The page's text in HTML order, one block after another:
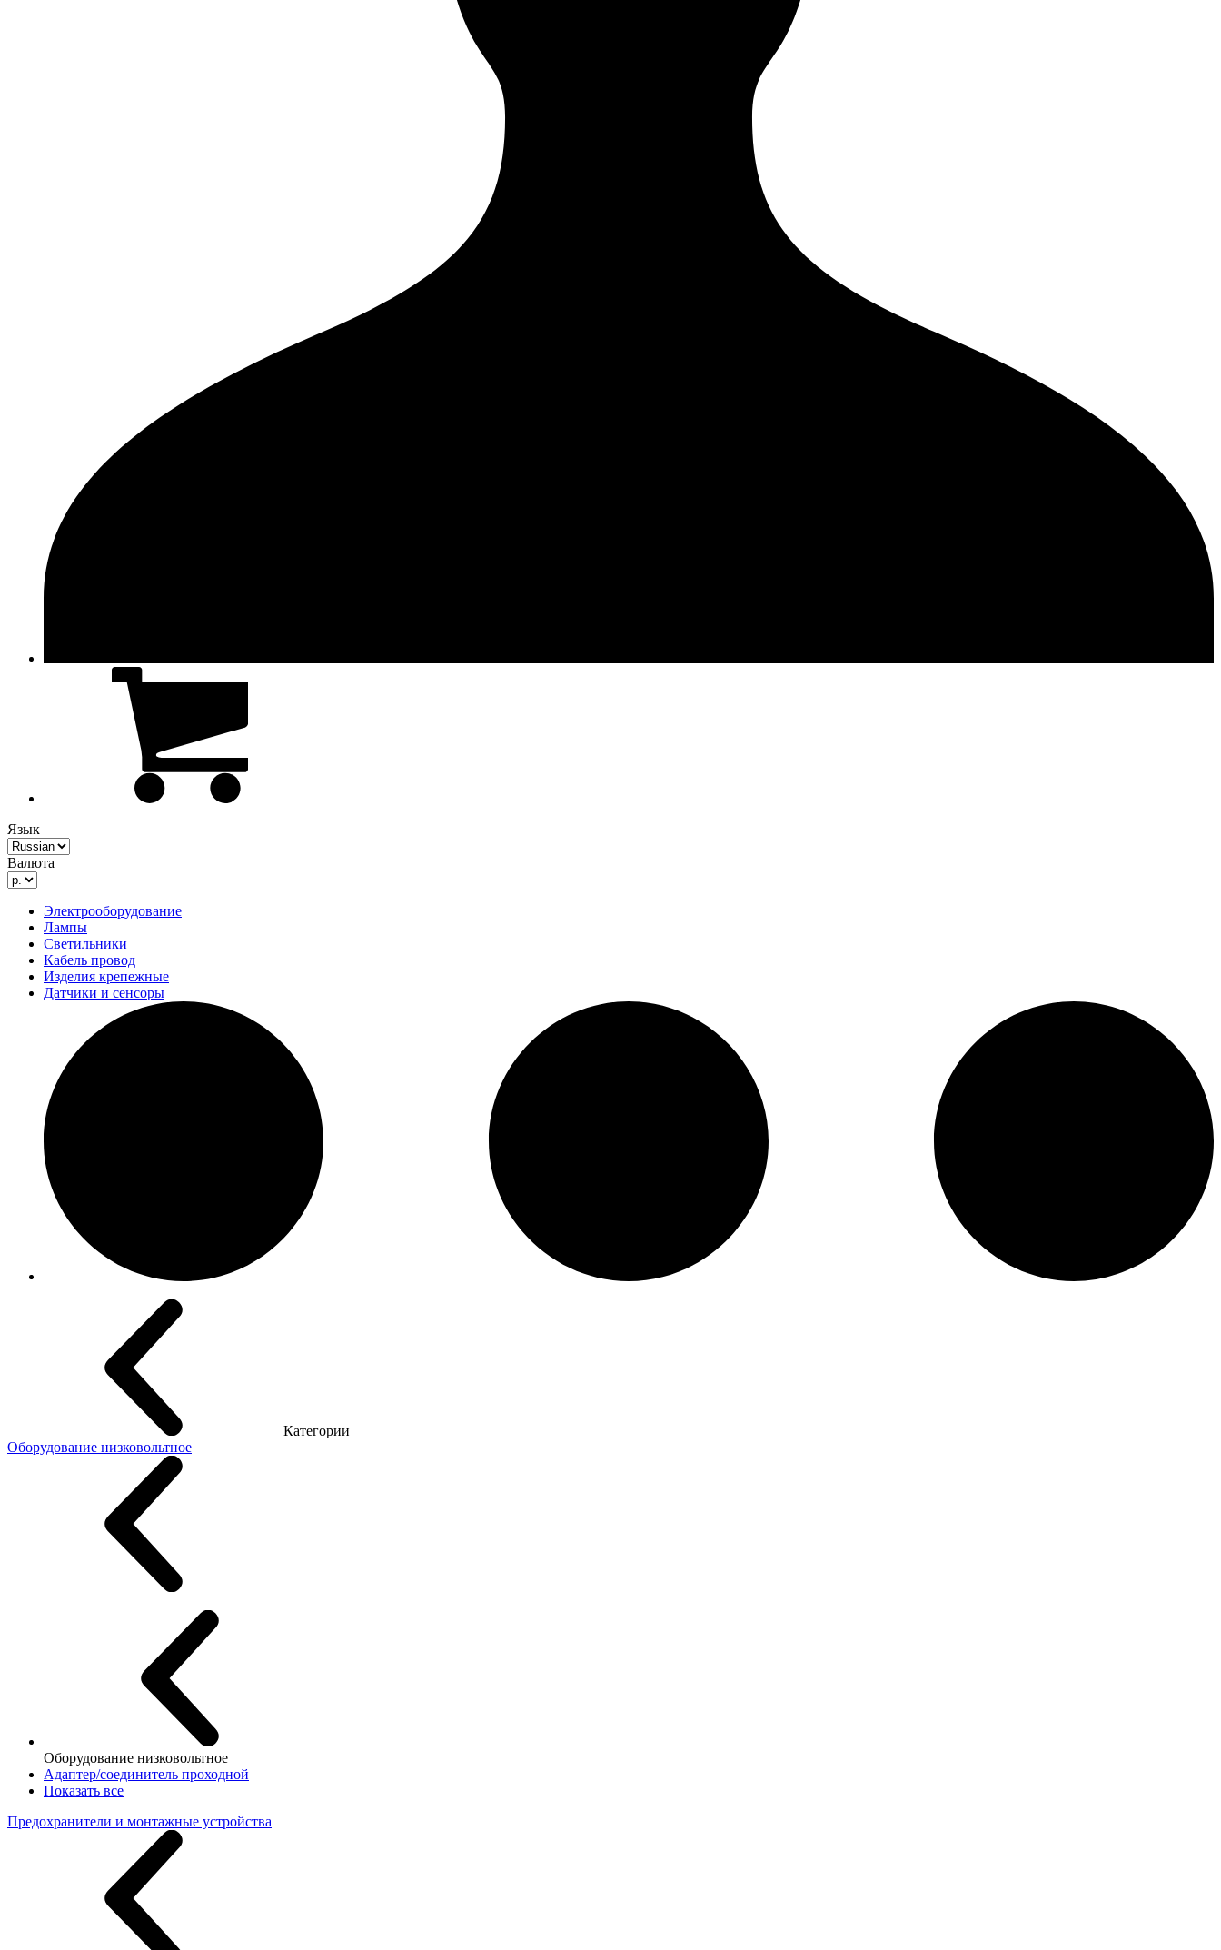
Язык
Валюта
Электрооборудование
Лампы
Светильники
Кабель провод
Изделия крепежные
Датчики и сенсоры
Категории
Оборудование низковольтное
Оборудование низковольтное
Адаптер/соединитель проходной
Показать все
Предохранители и монтажные устройства